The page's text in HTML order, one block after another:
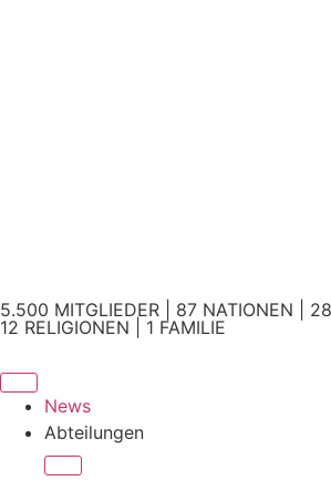
5.500 MITGLIEDER | 87 NATIONEN | 28
12 RELIGIONEN | 1 FAMILIE
News
Abteilungen